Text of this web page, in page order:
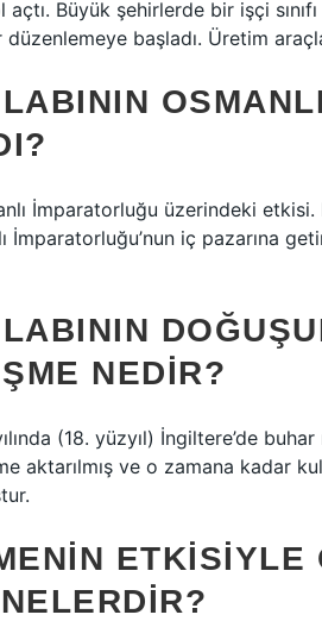
açtı. Büyük şehirlerde bir işçi
başladı. Üretim
İmparatorluğu üzerindeki
İmparatorluğu’nun iç pazarına
NEDIR?
(18. yüzyıl) İngiltere’de
aktarılmış ve o zamana kadar
ETKISIYLE